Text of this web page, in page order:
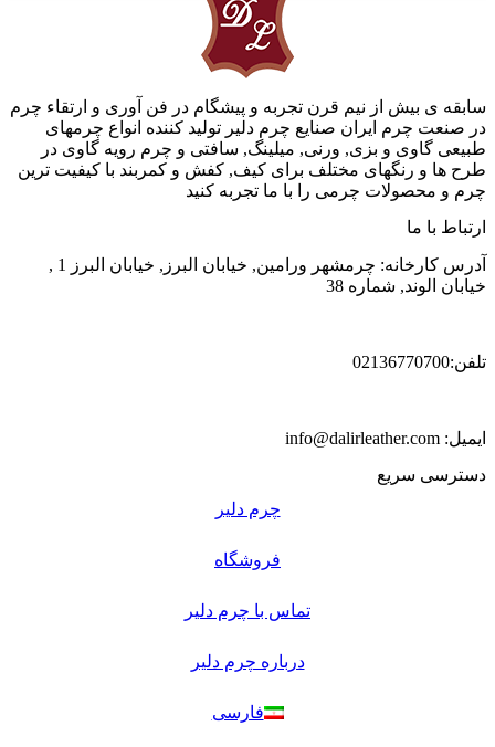
سابقه ی بیش از نیم قرن تجربه و پیشگام در فن آوری و ارتقاء چرم
در صنعت چرم ایران صنایع چرم دلیر تولید کننده انواع چرمهای
طبیعی گاوی و بزی, ورنی, میلینگ, سافتی و چرم رویه گاوی در
طرح ها و رنگهای مختلف برای کیف, کفش و کمربند با کیفیت ترین
چرم و محصولات چرمی را با ما تجربه کنید
ارتباط با ما
آدرس کارخانه: چرمشهر ورامین, خیابان البرز, خیابان البرز 1 ,
خیابان الوند, شماره 38
تلفن:02136770700
ایمیل: info@dalirleather.com
دسترسی سریع
چرم دلیر
فروشگاه
تماس با چرم دلیر
درباره چرم دلیر
فارسی